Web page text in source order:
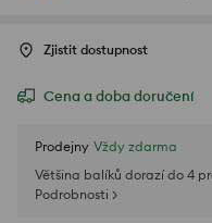
Zjistit dostupnost
Cena a doba doručení
Prodejny Vždy zdarma
Většina balíků dorazí do 4
Podrobnosti >